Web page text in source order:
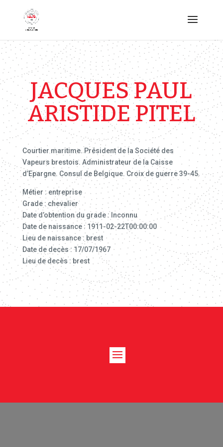
JACQUES PAUL
ARISTIDE PITEL
Courtier maritime. Président de la Société des
Vapeurs brestois. Administrateur de la Caisse
d’Epargne. Consul de Belgique. Croix de guerre 39-45.
Métier : entreprise
Grade : chevalier
Date d’obtention du grade : Inconnu
Date de naissance : 1911-02-22T00:00:00
Lieu de naissance : brest
Date de decès : 17/07/1967
Lieu de decès : brest